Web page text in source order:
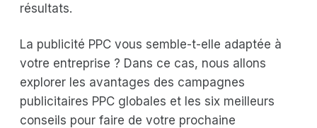
résultats.
La publicité PPC vous semble-t-elle adaptée à
votre entreprise ? Dans ce cas, nous allons
explorer les avantages des campagnes
publicitaires PPC globales et les six meilleurs
conseils pour faire de votre prochaine